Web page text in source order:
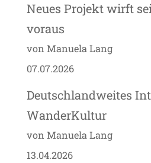
Neues Projekt wirft
voraus
von Manuela Lang
07.07.2026
Deutschlandweites
WanderKultur
von Manuela Lang
13.04.2026